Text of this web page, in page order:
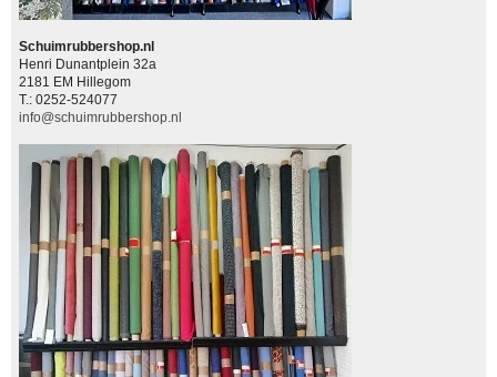
Schuimrubbershop.nl
Henri Dunantplein 32a
2181 EM Hillegom
T.: 0252-524077
info@schuimrubbershop.nl